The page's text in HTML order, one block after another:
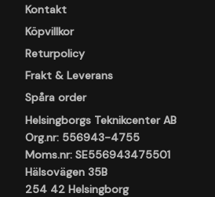
Kontakt
Köpvillkor
Returpolicy
Frakt & Leverans
Spåra order
Helsingborgs Teknikcenter AB
Org.nr: 556943-4755
Moms.nr: SE556943475501
Hälsovägen 35B
254 42 Helsingborg